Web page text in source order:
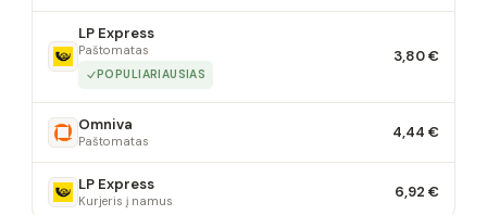
LP Express
Paštomatas
POPULIARIAUSIAS
3,80 €
Omniva
Paštomatas 4,44 €
LP Express
Kurjeris į namus 6,92 €